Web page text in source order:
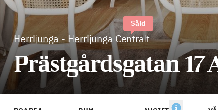
Herrljunga - Herrljunga Centralt
Såld
Prästgårdsgatan